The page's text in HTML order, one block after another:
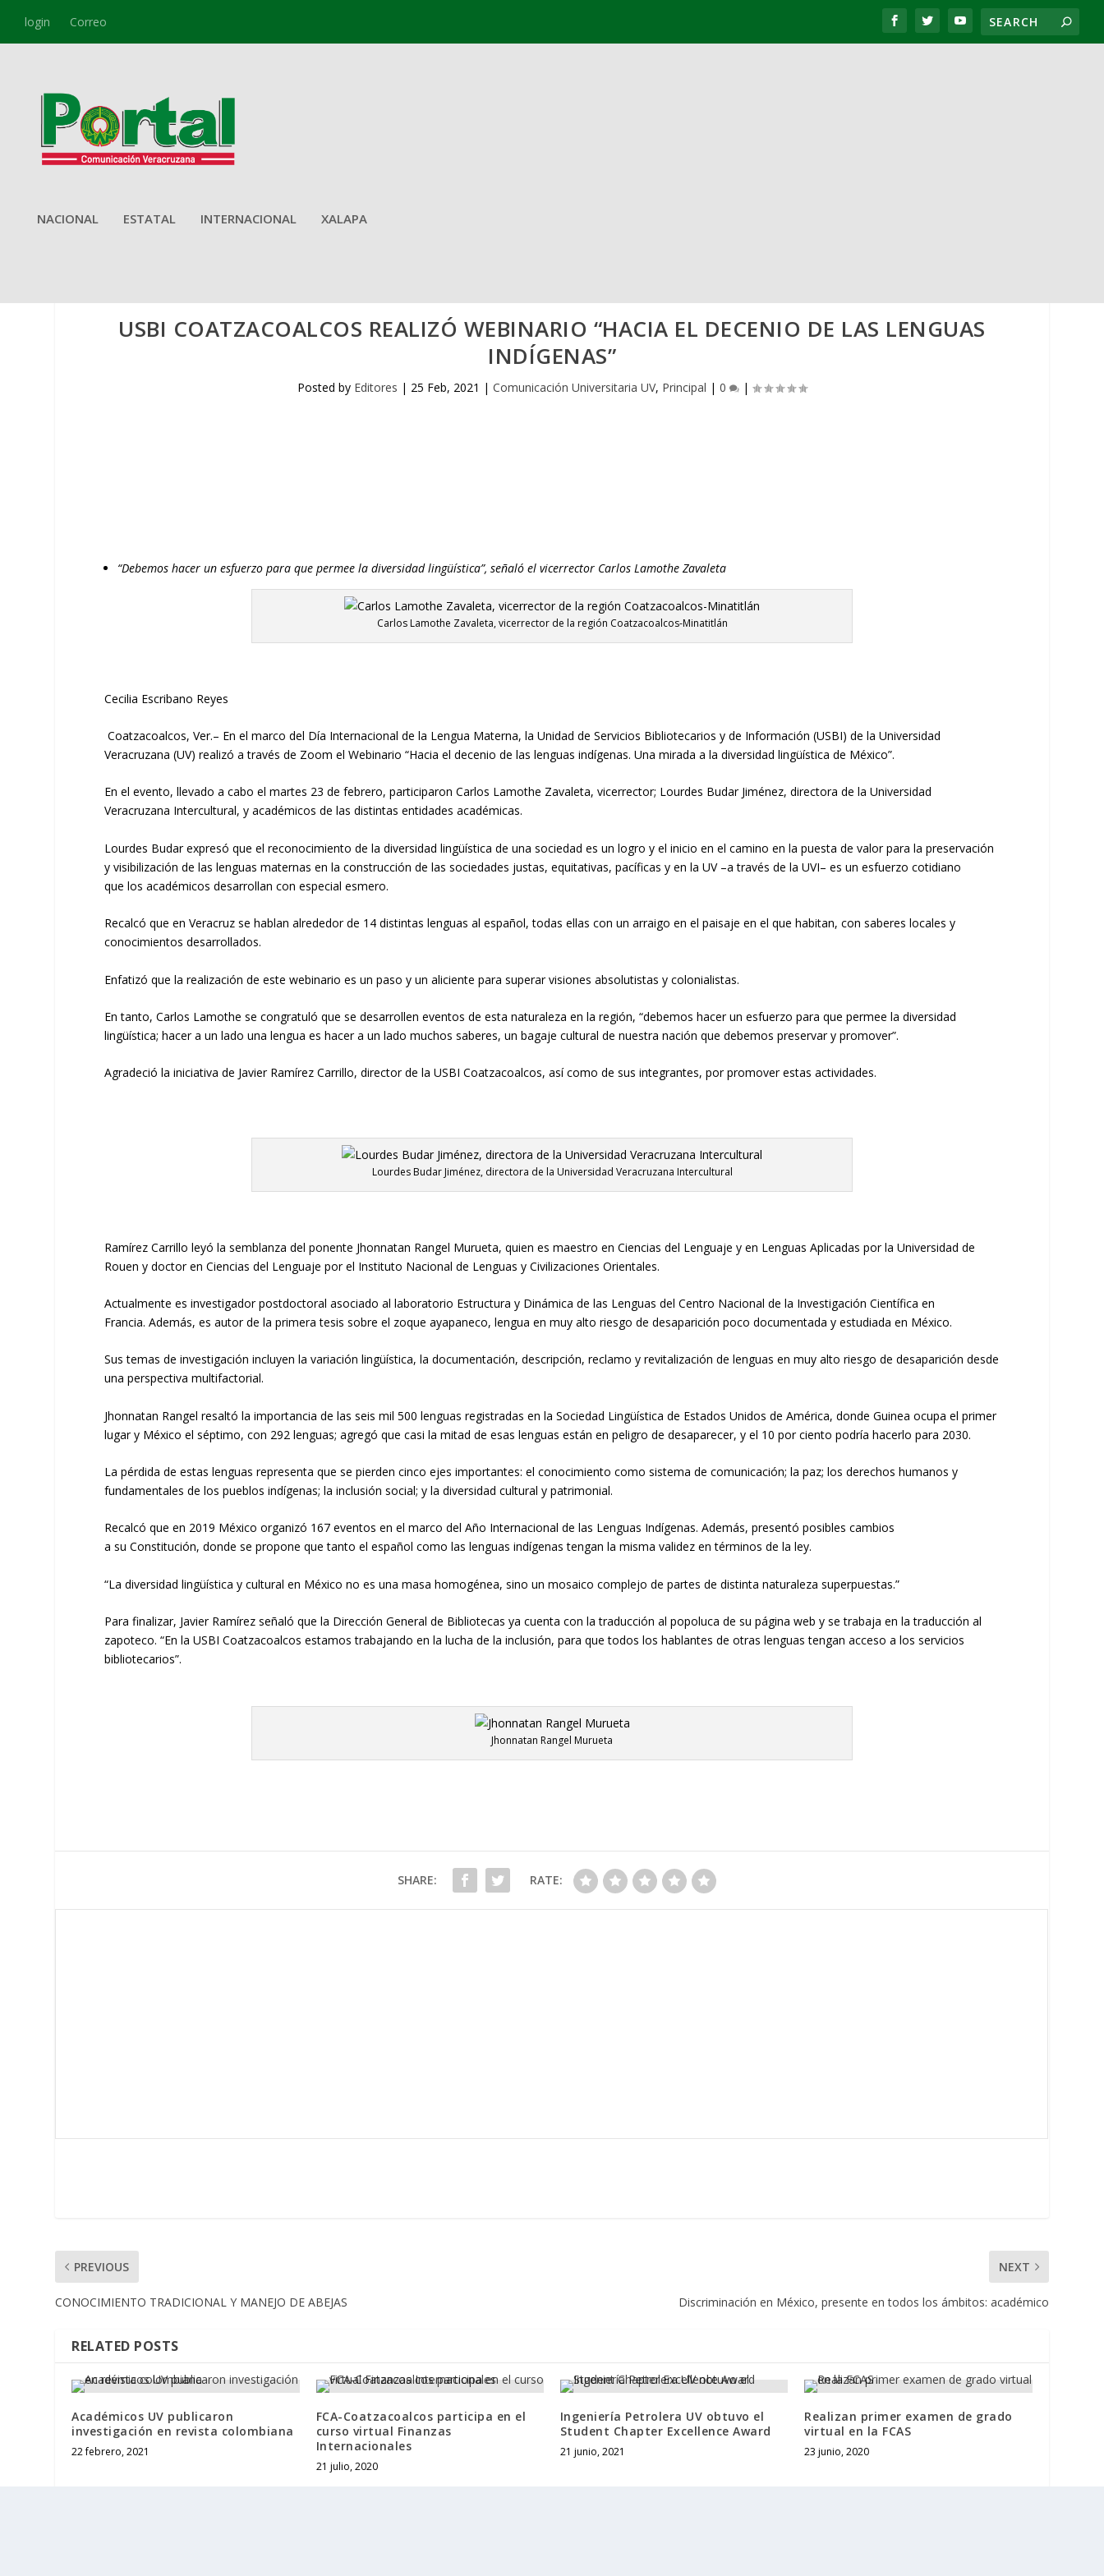
login Correo
NACIONAL ESTATAL INTERNACIONAL XALAPA
USBI COATZACOALCOS REALIZÓ WEBINARIO “HACIA EL DECENIO DE LAS LENGUAS
INDÍGENAS”
Posted by Editores | 25 Feb, 2021 | Comunicación Universitaria UV, Principal | 0 |
“Debemos hacer un esfuerzo para que permee la diversidad lingüística”, señaló el vicerrector Carlos Lamothe Zavaleta
Carlos Lamothe Zavaleta, vicerrector de la región Coatzacoalcos-Minatitlán
Cecilia Escribano Reyes
Coatzacoalcos,Ver.– En el marco del Día Internacional de la Lengua Materna, la Unidad deServicios Bibliotecarios y de Información(USBI)de la Universidad
Veracruzana (UV) realizóa través de Zoom el Webinario “Hacia el decenio de las lenguas indígenas. Una mirada a la diversidad lingüística de México”.
En el evento, llevado a cabo el martes 23 de febrero,participaronCarlos Lamothe Zavaleta,vicerrector; Lourdes BudarJiménez,directora de la Universidad
Veracruzana Intercultural,yacadémicos de las distintas entidades académicas.
Lourdes Budar expresó que el reconocimientode la diversidad lingüística de una sociedad es un logro y el inicioen el caminoen la puesta de valor para lapreservación
yvisibilización de las lenguas maternas en la construcción de las sociedades justas, equitativas,pacíficas y en laUV –a través de la UVI– es un esfuerzo cotidiano
quelos académicosdesarrollancon especial esmero.
Recalcó que en Veracruz sehablanalrededor de 14 distintas lenguasal español, todas ellas con un arraigoen el paisaje en el que habitan, consaberes locales y
conocimientos desarrollados.
Enfatizó que la realización de este webinario es un paso y un aliciente parasuperar visiones absolutistasy colonialistas.
Entanto, Carlos Lamothese congratulóquese desarrollen eventos de esta naturaleza en la región,“debemos hacer un esfuerzo para que permee la diversidad
lingüística;hacer a un lado una lenguaes hacer a un ladomuchos saberes, un bagaje cultural de nuestra nación que debemos preservar y promover”.
Agradeció la iniciativa de Javier Ramírez Carrillo, director de la USBI Coatzacoalcos, así como de susintegrantes, por promover estas actividades.
Lourdes Budar Jiménez, directora de la Universidad Veracruzana Intercultural
Ramírez Carrillo leyó la semblanza del ponente Jhonnatan Rangel Murueta, quien esmaestro en Ciencias del Lenguaje y en Lenguas Aplicadas por la Universidad de
Rouen y doctor en Ciencias del Lenguaje por el Instituto Nacional de Lenguas y Civilizaciones Orientales.
Actualmenteesinvestigador postdoctoral asociado al laboratorio Estructura y Dinámica de las Lenguas del Centro Nacional de la Investigación Científica en
Francia. Además, esautor de la primera tesis sobre el zoque ayapaneco, lengua en muy alto riesgo de desaparición poco documentada y estudiada en México.
Sus temas de investigación incluyen la variación lingüística, la documentación, descripción, reclamo y revitalización de lenguas en muy alto riesgo de desaparición desde
una perspectiva multifactorial.
Jhonnatan Rangelresaltó la importancia de lasseis mil500 lenguas registradasen laSociedad Lingüística de Estados Unidos de América, dondeGuinea ocupaelprimer
lugary México el séptimo, con 292 lenguas; agregó que casi la mitad de esas lenguas están en peligro de desaparecer,y el 10 por ciento podríahacerlo para 2030.
La pérdida de estas lenguas representa que se pierden cinco ejes importantes: elconocimiento como sistema de comunicación; la paz; los derechos humanos y
fundamentales de los pueblos indígenas; la inclusión social; y ladiversidad cultural y patrimonial.
Recalcó queen 2019 México organizó 167 eventosen elmarco del Año Internacional de las Lenguas Indígenas.Además, presentó posibles cambios
asu Constitución,donde se propone que tanto el español como las lenguas indígenas tengan la misma validez en términos de la ley.
“La diversidad lingüística y cultural en México no es una masa homogénea, sino un mosaico complejo de partes de distintanaturaleza superpuestas.”
Para finalizar, Javier Ramírez señalóque la DirecciónGeneral de Bibliotecas ya cuenta con la traducción al popoluca desu páginaweb yse trabaja en la traducción al
zapoteco. “Enla USBI Coatzacoalcos estamos trabajando en la lucha de la inclusión, para que todos loshablantes de otras lenguas tengan acceso a los servicios
bibliotecarios”.
Jhonnatan Rangel Murueta
SHARE: RATE:
PREVIOUS
CONOCIMIENTO TRADICIONAL Y MANEJO DE ABEJAS
NEXT
Discriminación en México, presente en todos los ámbitos: académico
RELATED POSTS
Académicos UV publicaron
investigación en revista colombiana
22 febrero, 2021
FCA-Coatzacoalcos participa en el
curso virtual Finanzas
Internacionales
21 julio, 2020
Ingeniería Petrolera UV obtuvo el
Student Chapter Excellence Award
21 junio, 2021
Realizan primer examen de grado
virtual en la FCAS
23 junio, 2020